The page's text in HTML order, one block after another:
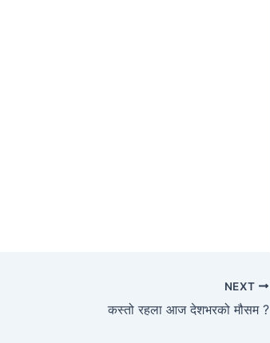
NEXT
कस्तो रहला आज देशभरको मौसम ?